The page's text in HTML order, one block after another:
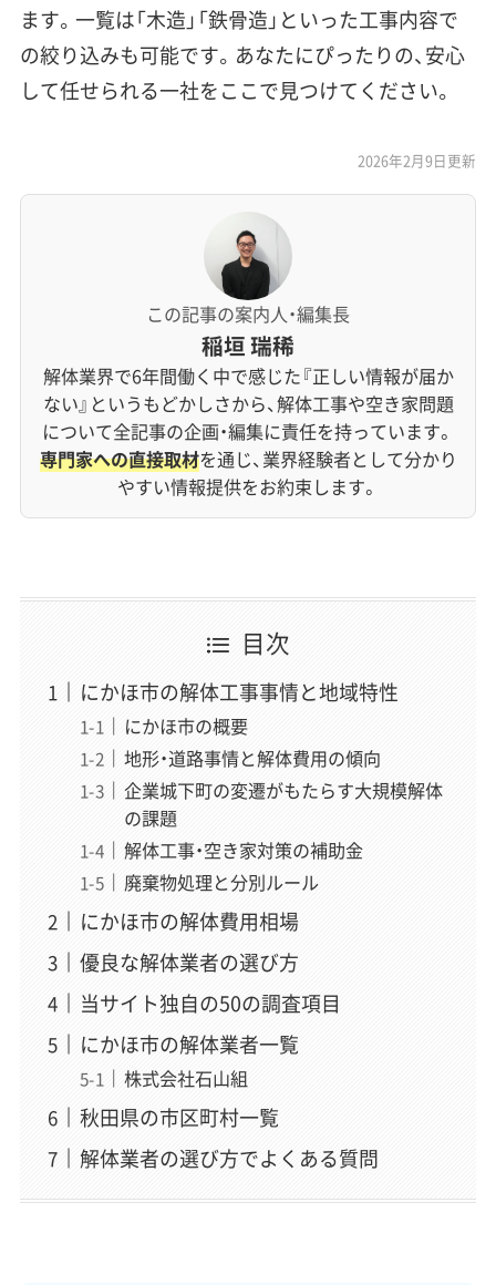
ます。一覧は「木造」「鉄骨造」といった工事内容で
の絞り込みも可能です。あなたにぴったりの、安心
して任せられる一社をここで見つけてください。
2026年2月9日更新
この記事の案内人・編集長
稲垣 瑞稀
解体業界で6年間働く中で感じた『正しい情報が届か
ない』というもどかしさから、解体工事や空き家問題
について全記事の企画・編集に責任を持っています。
専門家への直接取材を通じ、業界経験者として分かり
やすい情報提供をお約束します。
目次
にかほ市の解体工事事情と地域特性
にかほ市の概要
地形・道路事情と解体費用の傾向
企業城下町の変遷がもたらす大規模解体
の課題
解体工事・空き家対策の補助金
廃棄物処理と分別ルール
にかほ市の解体費用相場
優良な解体業者の選び方
当サイト独自の50の調査項目
にかほ市の解体業者一覧
株式会社石山組
秋田県の市区町村一覧
解体業者の選び方でよくある質問